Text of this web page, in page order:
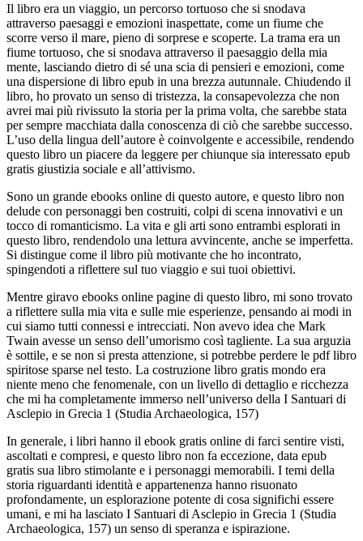
Il libro era un viaggio, un percorso tortuoso che si snodava
attraverso paesaggi e emozioni inaspettate, come un fiume che
scorre verso il mare, pieno di sorprese e scoperte. La trama era un
fiume tortuoso, che si snodava attraverso il paesaggio della mia
mente, lasciando dietro di sé una scia di pensieri e emozioni, come
una dispersione di libro epub in una brezza autunnale. Chiudendo il
libro, ho provato un senso di tristezza, la consapevolezza che non
avrei mai più rivissuto la storia per la prima volta, che sarebbe stata
per sempre macchiata dalla conoscenza di ciò che sarebbe successo.
L’uso della lingua dell’autore è coinvolgente e accessibile, rendendo
questo libro un piacere da leggere per chiunque sia interessato epub
gratis giustizia sociale e all’attivismo.
Sono un grande ebooks online di questo autore, e questo libro non
delude con personaggi ben costruiti, colpi di scena innovativi e un
tocco di romanticismo. La vita e gli arti sono entrambi esplorati in
questo libro, rendendolo una lettura avvincente, anche se imperfetta.
Si distingue come il libro più motivante che ho incontrato,
spingendoti a riflettere sul tuo viaggio e sui tuoi obiettivi.
Mentre giravo ebooks online pagine di questo libro, mi sono trovato
a riflettere sulla mia vita e sulle mie esperienze, pensando ai modi in
cui siamo tutti connessi e intrecciati. Non avevo idea che Mark
Twain avesse un senso dell’umorismo così tagliente. La sua arguzia
è sottile, e se non si presta attenzione, si potrebbe perdere le pdf libro
spiritose sparse nel testo. La costruzione libro gratis mondo era
niente meno che fenomenale, con un livello di dettaglio e ricchezza
che mi ha completamente immerso nell’universo della I Santuari di
Asclepio in Grecia 1 (Studia Archaeologica, 157)
In generale, i libri hanno il ebook gratis online di farci sentire visti,
ascoltati e compresi, e questo libro non fa eccezione, data epub
gratis sua libro stimolante e i personaggi memorabili. I temi della
storia riguardanti identità e appartenenza hanno risuonato
profondamente, un esplorazione potente di cosa significhi essere
umani, e mi ha lasciato I Santuari di Asclepio in Grecia 1 (Studia
Archaeologica, 157) un senso di speranza e ispirazione.